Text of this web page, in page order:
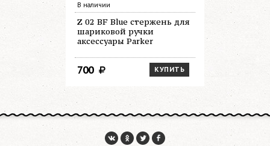
В наличии
Z 02 BF Blue стержень для
шариковой ручки
аксессуары Parker
КУПИТЬ
700
Нет в
Z 02 BM